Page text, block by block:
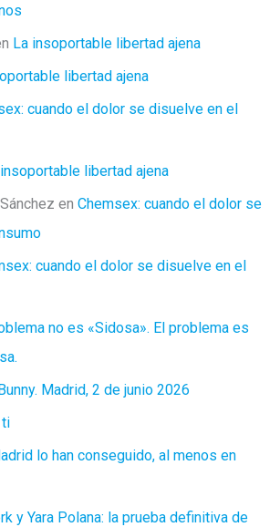
La insoportable libertad ajena
libertad ajena
cuando el dolor se disuelve en el
libertad ajena
en Chemsex: cuando el dolor se
cuando el dolor se disuelve en el
no es «Sidosa». El problema es
Madrid, 2 de junio 2026
ti
lo han conseguido, al menos en
y Yara Polana: la prueba definitiva de